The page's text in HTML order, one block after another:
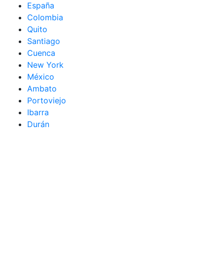
España
Colombia
Quito
Santiago
Cuenca
New York
México
Ambato
Portoviejo
Ibarra
Durán